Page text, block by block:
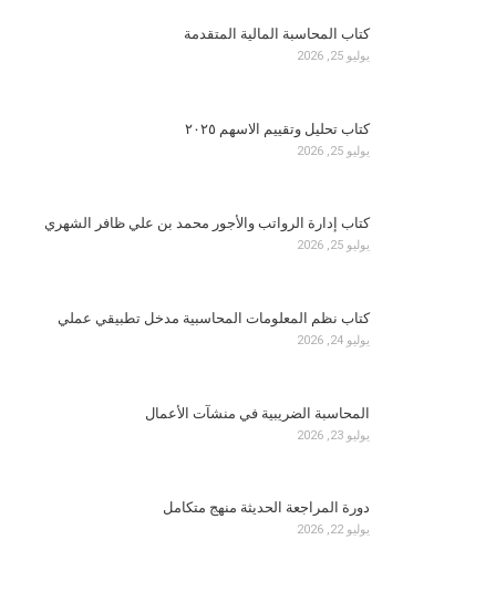
كتاب المحاسبة المالية المتقدمة
يوليو 25, 2026
كتاب تحليل وتقييم الاسهم ٢٠٢٥
يوليو 25, 2026
كتاب إدارة الرواتب والأجور محمد بن علي ظافر الشهري
يوليو 25, 2026
كتاب نظم المعلومات المحاسبية مدخل تطبيقي عملي
يوليو 24, 2026
المحاسبة الضريبية في منشآت الأعمال
يوليو 23, 2026
دورة المراجعة الحديثة منهج متكامل
يوليو 22, 2026